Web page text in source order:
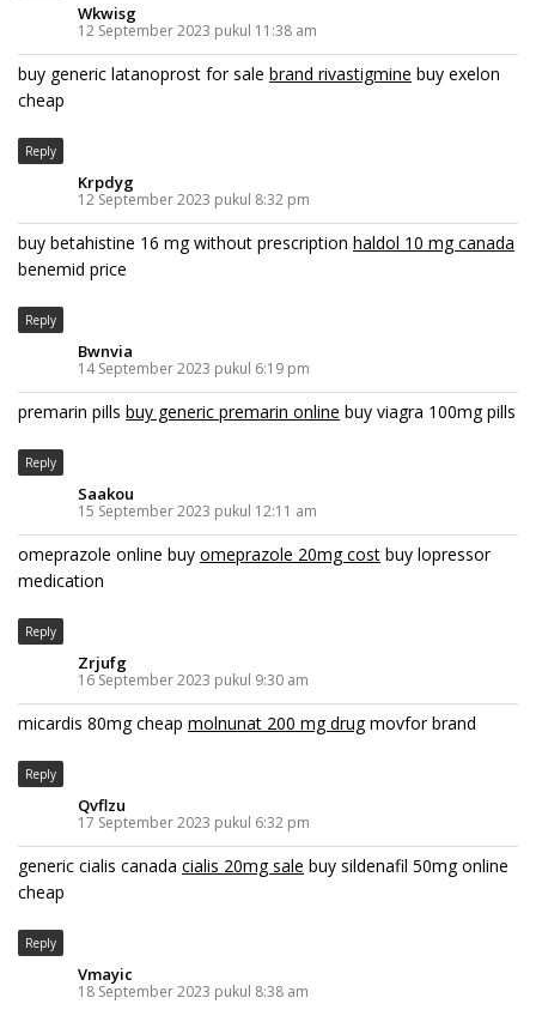
Wkwisg
12 September 2023 pukul 11:38 am
buy generic latanoprost for sale brand rivastigmine buy exelon
cheap
Reply
Krpdyg
12 September 2023 pukul 8:32 pm
buy betahistine 16 mg without prescription haldol 10 mg canada
benemid price
Reply
Bwnvia
14 September 2023 pukul 6:19 pm
premarin pills buy generic premarin online buy viagra 100mg pills
Reply
Saakou
15 September 2023 pukul 12:11 am
omeprazole online buy omeprazole 20mg cost buy lopressor
medication
Reply
Zrjufg
16 September 2023 pukul 9:30 am
micardis 80mg cheap molnunat 200 mg drugmovfor brand
Reply
Qvflzu
17 September 2023 pukul 6:32 pm
generic cialis canada cialis 20mg sale buy sildenafil 50mg online
cheap
Reply
Vmayic
18 September 2023 pukul 8:38 am